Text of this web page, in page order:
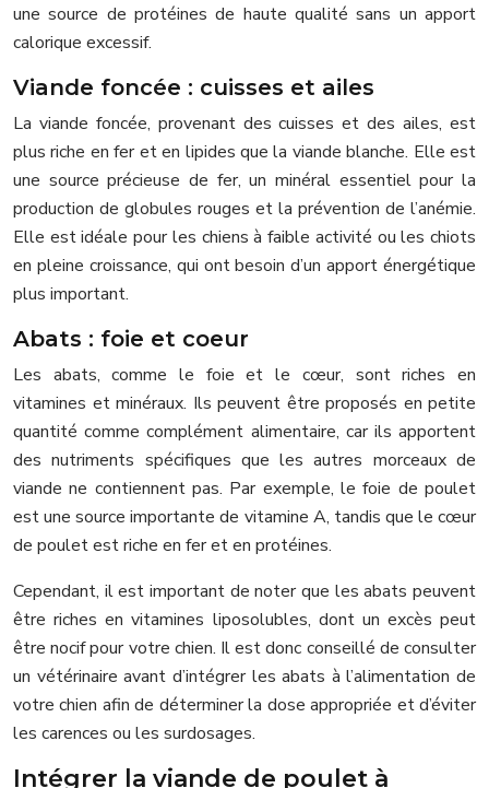
une source de protéines de haute qualité sans un apport
calorique excessif.
Viande foncée : cuisses et ailes
La viande foncée, provenant des cuisses et des ailes, est
plus riche en fer et en lipides que la viande blanche. Elle est
une source précieuse de fer, un minéral essentiel pour la
production de globules rouges et la prévention de l’anémie.
Elle est idéale pour les chiens à faible activité ou les chiots
en pleine croissance, qui ont besoin d’un apport énergétique
plus important.
Abats : foie et coeur
Les abats, comme le foie et le cœur, sont riches en
vitamines et minéraux. Ils peuvent être proposés en petite
quantité comme complément alimentaire, car ils apportent
des nutriments spécifiques que les autres morceaux de
viande ne contiennent pas. Par exemple, le foie de poulet
est une source importante de vitamine A, tandis que le cœur
de poulet est riche en fer et en protéines.
Cependant, il est important de noter que les abats peuvent
être riches en vitamines liposolubles, dont un excès peut
être nocif pour votre chien. Il est donc conseillé de consulter
un vétérinaire avant d’intégrer les abats à l’alimentation de
votre chien afin de déterminer la dose appropriée et d’éviter
les carences ou les surdosages.
Intégrer la viande de poulet à